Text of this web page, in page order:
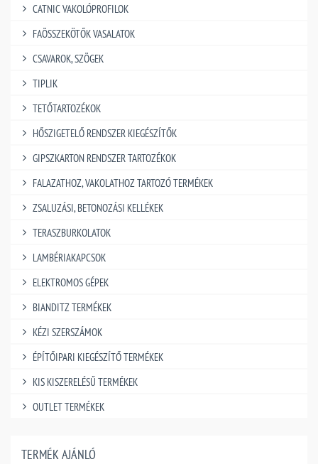
CATNIC VAKOLÓPROFILOK
FAÖSSZEKÖTŐK VASALATOK
CSAVAROK, SZÖGEK
TIPLIK
TETŐTARTOZÉKOK
HŐSZIGETELŐ RENDSZER KIEGÉSZÍTŐK
GIPSZKARTON RENDSZER TARTOZÉKOK
FALAZATHOZ, VAKOLATHOZ TARTOZÓ TERMÉKEK
ZSALUZÁSI, BETONOZÁSI KELLÉKEK
TERASZBURKOLATOK
LAMBÉRIAKAPCSOK
ELEKTROMOS GÉPEK
BIANDITZ TERMÉKEK
KÉZI SZERSZÁMOK
ÉPÍTŐIPARI KIEGÉSZÍTŐ TERMÉKEK
KIS KISZERELÉSŰ TERMÉKEK
OUTLET TERMÉKEK
TERMÉK AJÁNLÓ